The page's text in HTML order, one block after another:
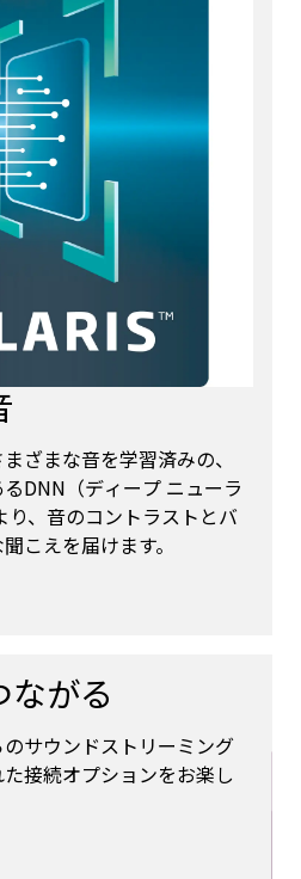
ざまな音を学習済みの、
DNN（ディープ ニューラ
、音のコントラストとバ
こえを届けます。
ながる
サウンドストリーミング
接続オプションをお楽し